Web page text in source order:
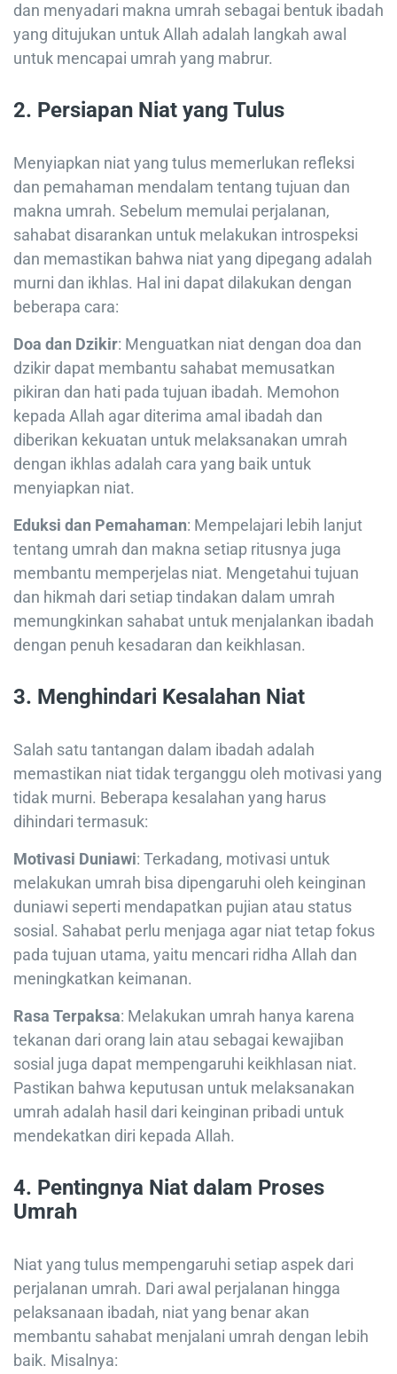
dan menyadari makna umrah sebagai bentuk ibadah
yang ditujukan untuk Allah adalah langkah awal
untuk mencapai umrah yang mabrur.
2. Persiapan Niat yang Tulus
Menyiapkan niat yang tulus memerlukan refleksi
dan pemahaman mendalam tentang tujuan dan
makna umrah. Sebelum memulai perjalanan,
sahabat disarankan untuk melakukan introspeksi
dan memastikan bahwa niat yang dipegang adalah
murni dan ikhlas. Hal ini dapat dilakukan dengan
beberapa cara:
Doa dan Dzikir: Menguatkan niat dengan doa dan
dzikir dapat membantu sahabat memusatkan
pikiran dan hati pada tujuan ibadah. Memohon
kepada Allah agar diterima amal ibadah dan
diberikan kekuatan untuk melaksanakan umrah
dengan ikhlas adalah cara yang baik untuk
menyiapkan niat.
Eduksi dan Pemahaman: Mempelajari lebih lanjut
tentang umrah dan makna setiap ritusnya juga
membantu memperjelas niat. Mengetahui tujuan
dan hikmah dari setiap tindakan dalam umrah
memungkinkan sahabat untuk menjalankan ibadah
dengan penuh kesadaran dan keikhlasan.
3. Menghindari Kesalahan Niat
Salah satu tantangan dalam ibadah adalah
memastikan niat tidak terganggu oleh motivasi yang
tidak murni. Beberapa kesalahan yang harus
dihindari termasuk:
Motivasi Duniawi: Terkadang, motivasi untuk
melakukan umrah bisa dipengaruhi oleh keinginan
duniawi seperti mendapatkan pujian atau status
sosial. Sahabat perlu menjaga agar niat tetap fokus
pada tujuan utama, yaitu mencari ridha Allah dan
meningkatkan keimanan.
Rasa Terpaksa: Melakukan umrah hanya karena
tekanan dari orang lain atau sebagai kewajiban
sosial juga dapat mempengaruhi keikhlasan niat.
Pastikan bahwa keputusan untuk melaksanakan
umrah adalah hasil dari keinginan pribadi untuk
mendekatkan diri kepada Allah.
4. Pentingnya Niat dalam Proses
Umrah
Niat yang tulus mempengaruhi setiap aspek dari
perjalanan umrah. Dari awal perjalanan hingga
pelaksanaan ibadah, niat yang benar akan
membantu sahabat menjalani umrah dengan lebih
baik. Misalnya: